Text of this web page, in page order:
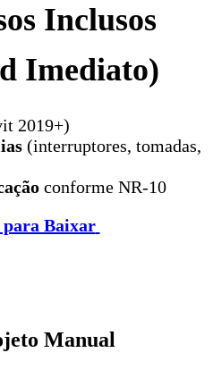
Inclusos
Imediato)
2019+)
(interruptores, tomadas,
conforme NR-10
Baixar
Manual